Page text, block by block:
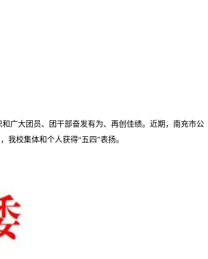
广大团员、团干部奋发有为、再创佳绩。近期，南充市公
校集体和个人获得“五四”表扬。